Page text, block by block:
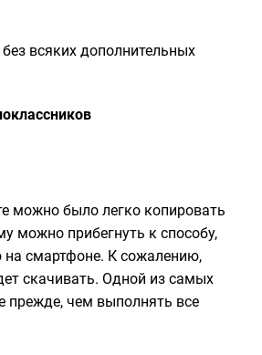
всяких дополнительных
можно было легко копировать
можно прибегнуть к способу,
на смартфоне. К сожалению,
скачивать. Одной из самых
прежде, чем выполнять все